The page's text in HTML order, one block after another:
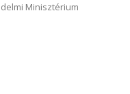
Minisztérium